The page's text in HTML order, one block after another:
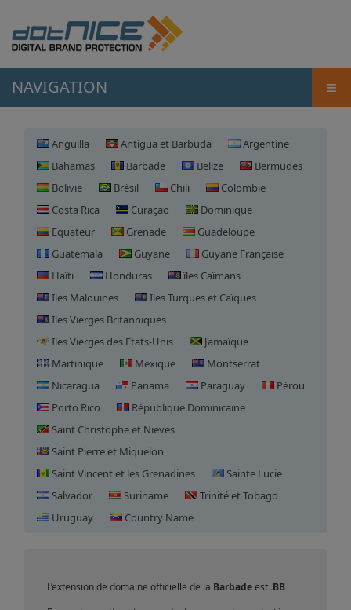
NAVIGATION ≡
Anguilla Antigua et Barbuda
Argentine
Bahamas
Barbade Belize
Bermudes
Bolivie
Brésil Chili
Colombie
Costa Rica
Curaçao
Dominique
Equateur
Grenade
Guadeloupe
Guatemala
Guyane
Guyane Française
Haïti
Honduras
îles Caïmans
Iles Malouines
Iles Turques et Caïques
Iles Vierges Britanniques
Iles Vierges des Etats-Unis
Jamaïque
Martinique
Mexique
Montserrat
Nicaragua
Panama Paraguay
Pérou
Porto Rico
République Dominicaine
Saint Christophe et Nieves
Saint Pierre et Miquelon
Saint Vincent et les Grenadines
Sainte Lucie
Salvador
Suriname
Trinité et Tobago
Uruguay
Country Name
Enregistrement de domaine
en Barbade
L’extension de domaine officielle de la Barbadeest .BB